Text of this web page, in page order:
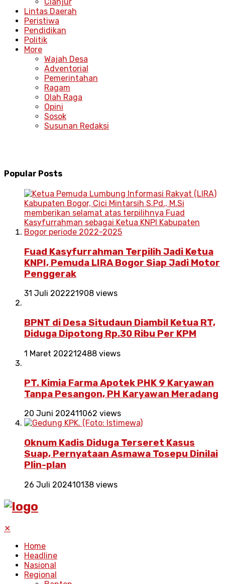
Cianjur
Lintas Daerah
Peristiwa
Pendidikan
Politik
More
Wajah Desa
Adventorial
Pemerintahan
Ragam
Olah Raga
Opini
Sosok
Susunan Redaksi
Popular Posts
Fuad Kasyfurrahman Terpilih Jadi Ketua
KNPI, Pemuda LIRA Bogor Siap Jadi Motor
Penggerak
31 Juli 202221908 views
BPNT di Desa Situdaun Diambil Ketua RT,
Diduga Dipotong Rp.30 Ribu Per KPM
1 Maret 202212488 views
PT. Kimia Farma Apotek PHK 9 Karyawan
Tanpa Pesangon, PH Karyawan Meradang
20 Juni 202411062 views
Oknum Kadis Diduga Terseret Kasus
Suap, Pernyataan Asmawa Tosepu Dinilai
Plin-plan
26 Juli 202410138 views
✕
Home
Headline
Nasional
Regional